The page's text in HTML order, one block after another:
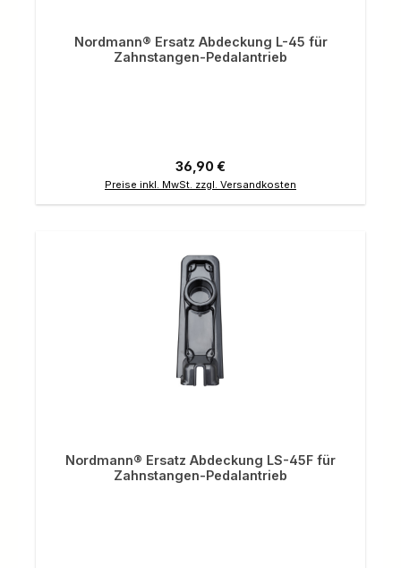
Nordmann® Ersatz Abdeckung L-45 für
Zahnstangen-Pedalantrieb
Regulärer Preis:
36,90 €
Preise inkl. MwSt. zzgl. Versandkosten
Nordmann® Ersatz Abdeckung LS-45F für
Zahnstangen-Pedalantrieb